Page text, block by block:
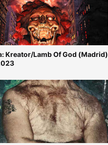
Kreator/Lamb Of God (Madrid)